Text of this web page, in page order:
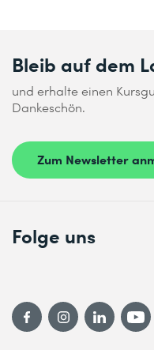
Bleib auf dem
und erhalte einen
Dankeschön.
Zum Newsletter
Folge uns